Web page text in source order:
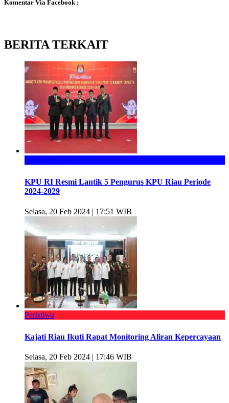
Komentar Via Facebook :
BERITA TERKAIT
KPU RI Resmi Lantik 5 Pengurus KPU Riau Periode
2024-2029
Selasa, 20 Feb 2024 | 17:51 WIB
Peristiwa
Kajati Riau Ikuti Rapat Monitoring Aliran Kepercayaan
Selasa, 20 Feb 2024 | 17:46 WIB